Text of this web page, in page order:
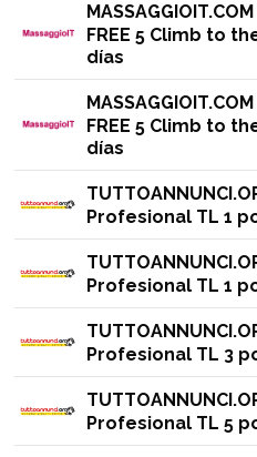
FREE 5 Climb to
días
FREE 5 Climb to
días
Profesional TL 1
Profesional TL 1
Profesional TL 3
Profesional TL 5